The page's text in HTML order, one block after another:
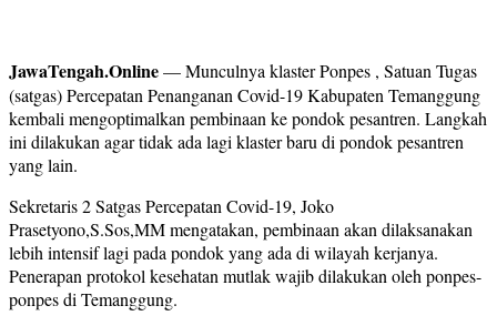
JawaTengah.Online— Munculnya klaster Ponpes , Satuan Tugas
(satgas) Percepatan Penanganan Covid-19 Kabupaten Temanggung
kembali mengoptimalkan pembinaan ke pondok pesantren. Langkah
ini dilakukan agar tidak ada lagi klaster baru di pondok pesantren
yang lain.
Sekretaris 2 Satgas Percepatan Covid-19, Joko
Prasetyono,S.Sos,MM mengatakan, pembinaan akan dilaksanakan
lebih intensif lagi pada pondok yang ada di wilayah kerjanya.
Penerapan protokol kesehatan mutlak wajib dilakukan oleh ponpes-
ponpes di Temanggung.